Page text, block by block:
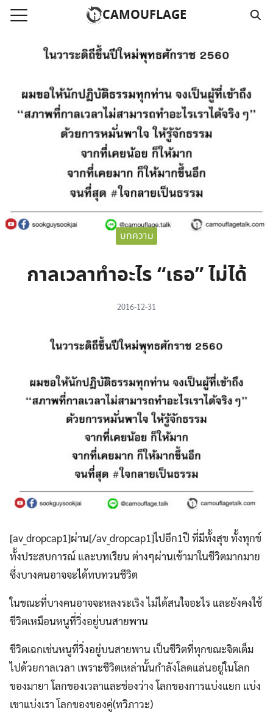
Skip
CAMOUFLAGE
ามคลิปเสียงธรรม
บทความ
กาลเวลาทำอะไร “เธอ” ไม่ได้
2016-12-31
[av_dropcap1]ผ่าน[/av_dropcap1]ไปอีก1ปี ที่มีทั้งสุข ทั้งทุกข์
ทั้งประสบการณ์ และบทเรียน ต่างๆผ่านเข้ามาในชีวิตมากมาย
ซึ่งบางคนอาจจะได้ทบทวนชีวิต
ในขณะที่บางคนอาจจะหลงระเริง ไม่ได้สนใจอะไร และยังคงใช้
ชีวิตเหมือนหนูที่วิ่งอยู่บนสายพาน
ชีวิตเฉกเช่นหนูที่วิ่งอยู่บนสายพาน เป็นชีวิตที่ทุกขณะจิตเต็ม
ไปด้วยกาลเวลา เพราะชีวิตเหล่านั้นกำลังโลดแล่นอยู่ในโลก
ของมายา โลกของเวลาและช่องว่าง โลกของการแบ่งแยก แบ่ง
เขาแบ่งเรา โลกของของคู่(ทวิภาวะ)